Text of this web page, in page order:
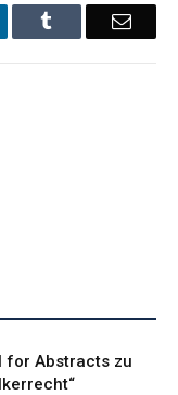
Email
for Abstracts zu